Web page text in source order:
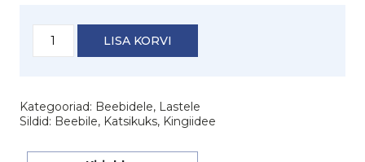
jänku
tikandiga
kogus
LISA KORVI
Kategooriad: Beebidele, Lastele
Sildid: Beebile, Katsikuks, Kingiidee